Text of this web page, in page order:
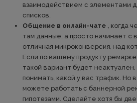
взаимодействием с элементами
списков.
Общение в онлайн-чате
, когда
там данные, а просто начинает с
отличная микроконверсия, над
Если по вашему продукту
такой вариант будет неактуален.
понимать, какой у вас трафик. Но
можете работать с баннерной
гипотезами. Сделайте хотя бы